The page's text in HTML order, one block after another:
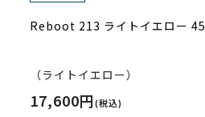
Reboot 213 ライトイエロー 45
（ライトイエロー）
17,600円(税込)